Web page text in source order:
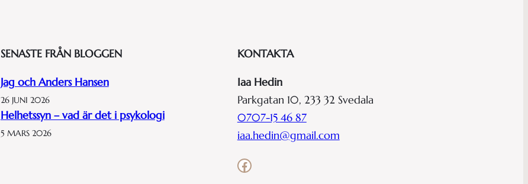
SENASTE FRÅN BLOGGEN
Jag och Anders Hansen
26 JUNI 2026
Helhetssyn – vad är det i psykologi
5 MARS 2026
KONTAKTA
Iaa Hedin
Parkgatan 10, 233 32 Svedala
0707-15 46 87
iaa.hedin@gmail.com
Facebook